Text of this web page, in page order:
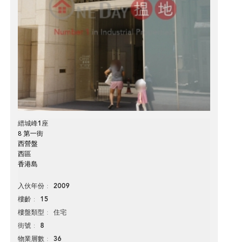
縉城峰1座
8 第一街
西營盤
西區
香港島
入伙年份 2009
樓齡 15
樓盤類型 住宅
街號 8
物業層數 36